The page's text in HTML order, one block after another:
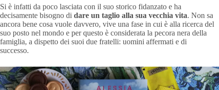
Si è infatti da poco lasciata con il suo storico fidanzato e ha
decisamente bisogno di dare un taglio alla sua vecchia vita. Non sa
ancora bene cosa vuole davvero, vive una fase in cui è alla ricerca del
suo posto nel mondo e per questo è considerata la pecora nera della
famiglia, a dispetto dei suoi due fratelli: uomini affermati e di
successo.